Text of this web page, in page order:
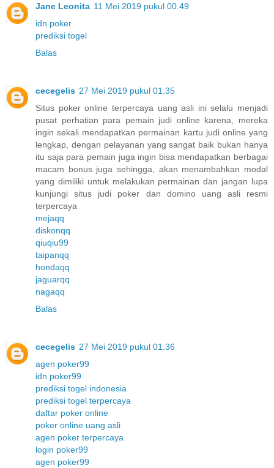
Jane Leonita 11 Mei 2019 pukul 00.49
idn poker
prediksi togel
Balas
cecegelis 27 Mei 2019 pukul 01.35
Situs poker online terpercaya uang asli ini selalu menjadi
pusat perhatian para pemain judi online karena, mereka
ingin sekali mendapatkan permainan kartu judi online yang
lengkap, dengan pelayanan yang sangat baik bukan hanya
itu saja para pemain juga ingin bisa mendapatkan berbagai
macam bonus juga sehingga, akan menambahkan modal
yang dimiliki untuk melakukan permainan dan jangan lupa
kunjungi situs judi poker dan domino uang asli resmi
terpercaya
mejaqq
diskonqq
qiuqiu99
taipanqq
hondaqq
jaguarqq
nagaqq
Balas
cecegelis 27 Mei 2019 pukul 01.36
agen poker99
idn poker99
prediksi togel indonesia
prediksi togel terpercaya
daftar poker online
poker online uang asli
agen poker terpercaya
login poker99
agen poker99